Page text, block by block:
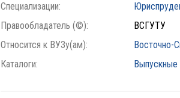
Специализации:
Правообладатель (©):
ВСГУТУ
Относится к ВУЗу(ам):
Восточно-
Каталоги:
Выпускные